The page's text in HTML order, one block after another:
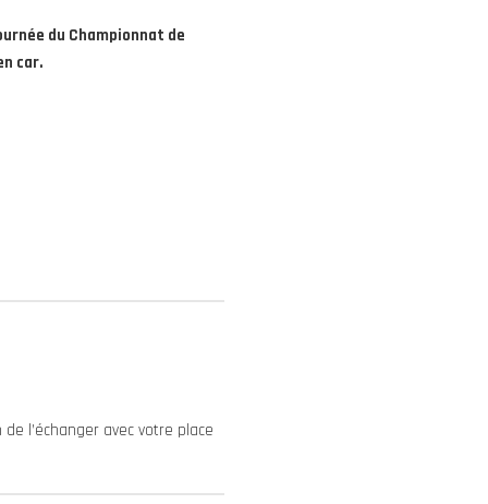
du Championnat de
car.
l’échanger avec votre place